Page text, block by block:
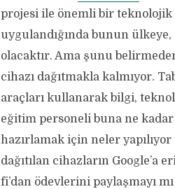
projesi ile önemli bir teknolojik
uygulandığında bunun ülkeye,
olacaktır. Ama şunu
cihazı dağıtmakla kalmıyor.
araçları kullanarak bilgi,
eğitim personeli buna ne
hazırlamak için neler
dağıtılan cihazların
fi’dan ödevlerini paylaşmayı